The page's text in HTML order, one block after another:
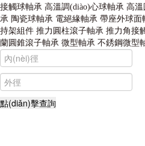
接觸球軸承 高溫調(diào)心球軸承 高溫
承 陶瓷球軸承 電絕緣軸承 帶座外球面
持架組件 推力圓柱滾子軸承 推力角接
蘭圓錐滾子軸承 微型軸承 不銹鋼微型